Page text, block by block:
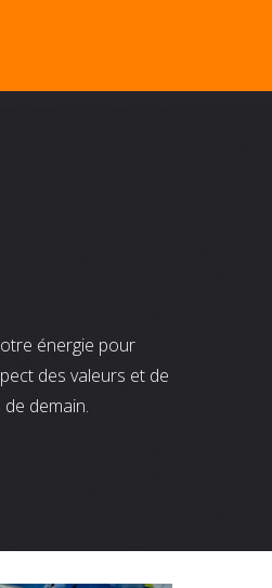
énergie pour
des valeurs et de
demain.